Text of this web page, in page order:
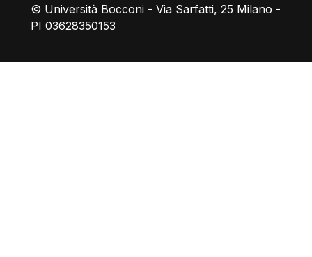
© Università Bocconi - Via Sarfatti, 25 Milano -
PI 03628350153